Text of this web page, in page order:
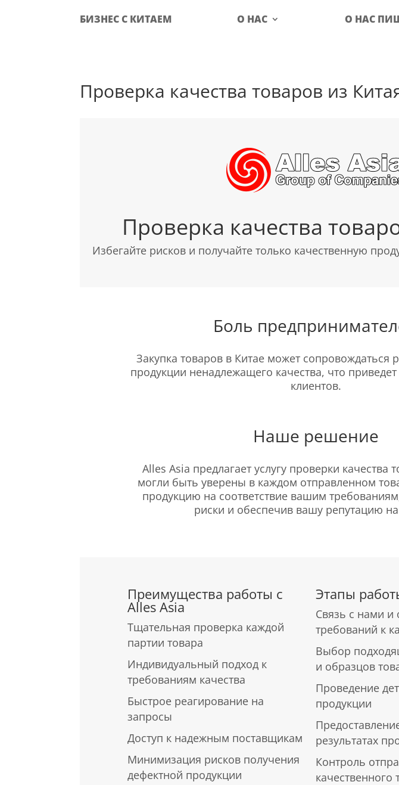
БИЗНЕС С КИТАЕМ О НАС О НАС
Проверка качества товаров из
Проверка качества
Избегайте рисков и получайте только качественную
Боль
Закупка товаров в Китае может сопровождаться
продукции ненадлежащего качества, что
клиентов.
Наше решение
Alles Asia предлагает услугу проверки качества
могли быть уверены в каждом отправленном
продукцию на соответствие вашим
риски и обеспечив вашу репутацию
Преимущества работы с
Alles Asia
Тщательная проверка каждой
партии товара
Индивидуальный подход к
требованиям качества
Быстрое реагирование на
запросы
Доступ к надежным поставщикам
Минимизация рисков получения
дефектной продукции
Этапы
Связь с нами
требований к
Выбор
и образцов
Проведение
продукции
результатах
Контроль
качественного